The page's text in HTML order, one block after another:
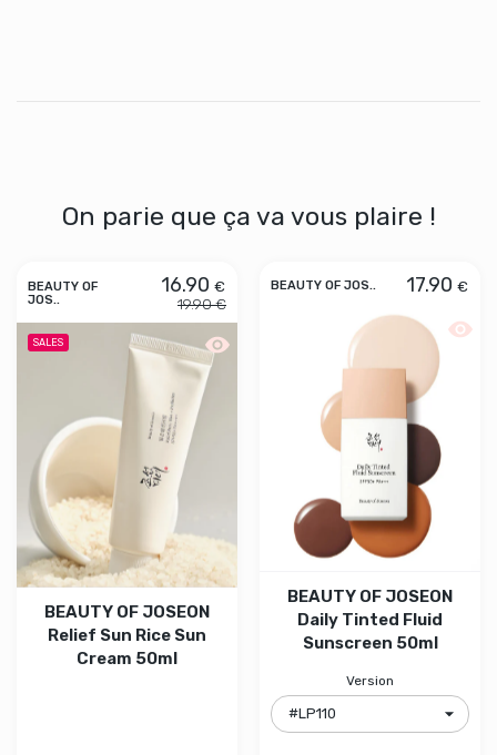
On parie que ça va vous plaire !
BEAUTY OF
JOS..
16.90 €
19.90 €
SALES Aperçu rapide BEAUTY OF JOSEON
BEAUTY OF JOSEON
Relief Sun Rice Sun
Cream 50ml
BEAUTY OF JOS.. 17.90 €
BEAUTY OF JOSEON
Daily Tinted Fluid
Sunscreen 50ml
Version